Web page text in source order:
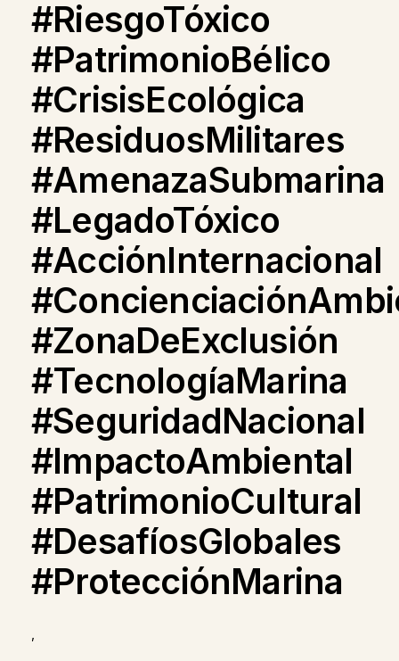
#RiesgoTóxico
#PatrimonioBélico
#CrisisEcológica
#ResiduosMilitares
#AmenazaSubmarina
#LegadoTóxico
#AcciónInternacional
#ZonaDeExclusión
#TecnologíaMarina
#SeguridadNacional
#ImpactoAmbiental
#PatrimonioCultural
#DesafíosGlobales
#ProtecciónMarina
,